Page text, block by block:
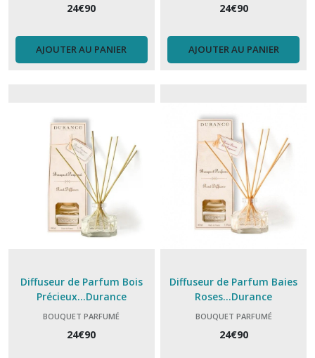
24€90
AJOUTER AU PANIER
24€90
AJOUTER AU PANIER
Diffuseur de Parfum Bois
Précieux...Durance
BOUQUET PARFUMÉ
24€90
Diffuseur de Parfum Baies
Roses...Durance
BOUQUET PARFUMÉ
24€90